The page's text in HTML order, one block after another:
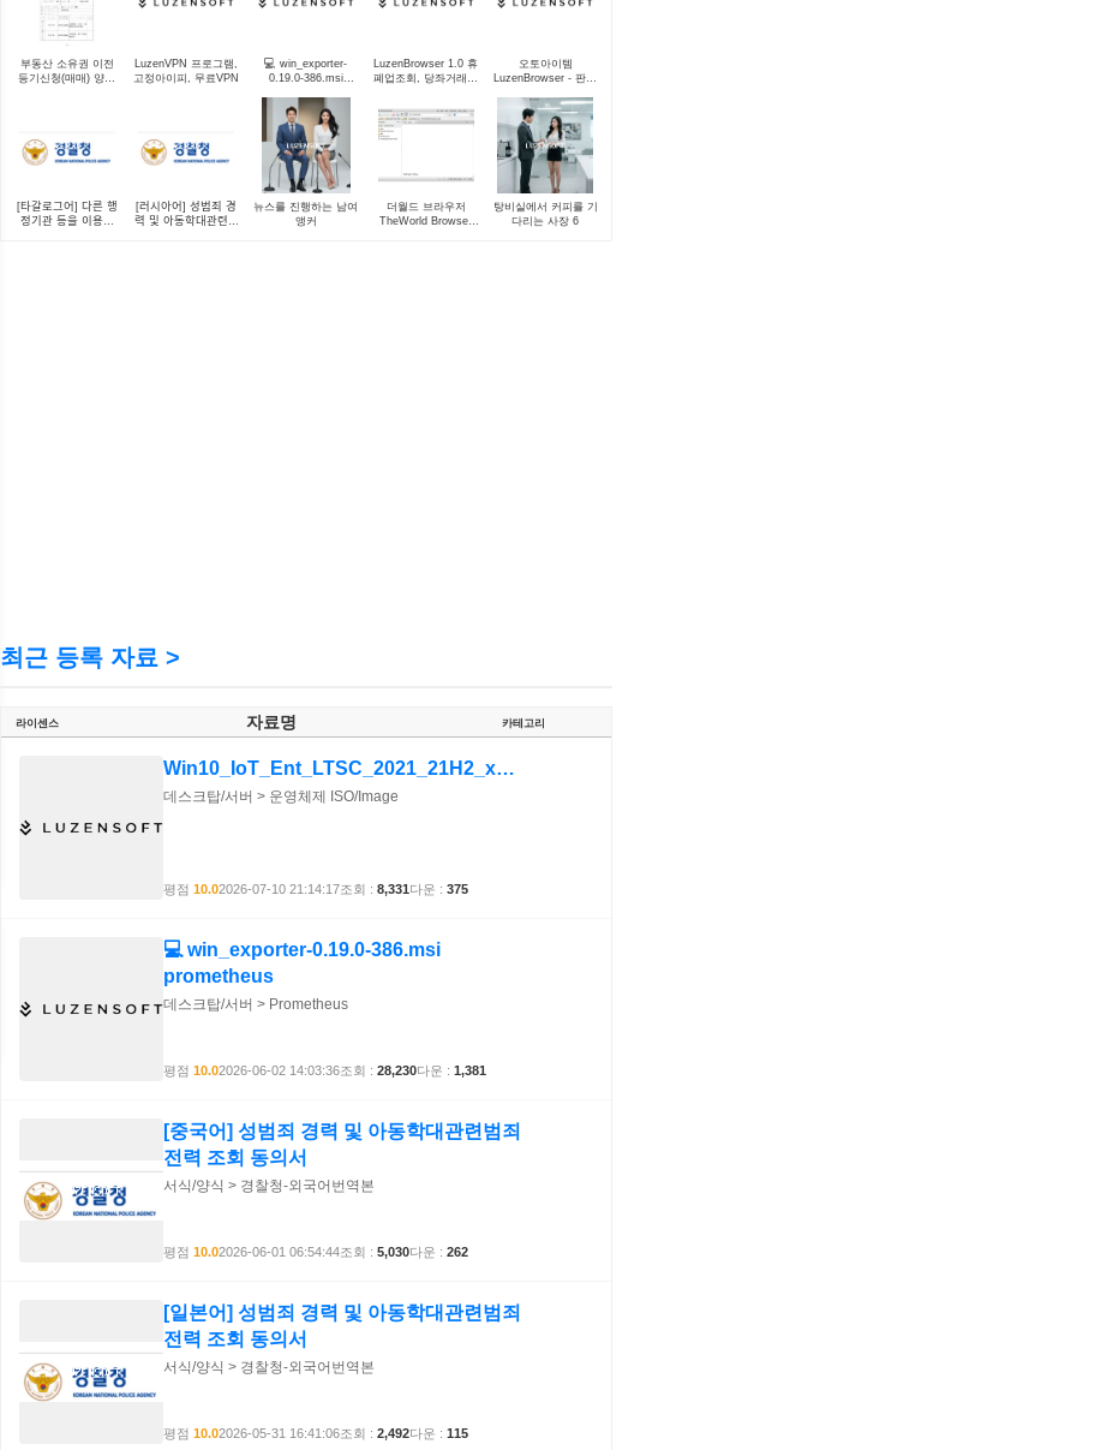
부동산 소유권 이전
등기신청(매매) 양식
LuzenVPN 프로그램,
고정아이피, 무료VPN
💻 win_exporter-
0.19.0-386.msi
LuzenBrowser 1.0 휴
폐업조회, 당좌거래정
오토아이템
LuzenBrowser - 판매
출 - 루젠소프트
[타갈로그어] 다른 행
정기관 등을 이용한
[러시아어] 성범죄 경
력 및 아동학대관련범
뉴스를 진행하는 남여
앵커
더월드 브라우저
TheWorld Browser
탕비실에서 커피를 기
다리는 사장 6
최근 등록 자료 >
라이센스 자료명 카테고리
Win10_IoT_Ent_LTSC_2021_21H2_x64_KR.iso
데스크탑/서버 > 운영체제 ISO/Image
평점 10.02026-07-10 21:14:17조회 : 8,331다운 : 375
💻 win_exporter-0.19.0-386.msi
prometheus
데스크탑/서버 > Prometheus
평점 10.02026-06-02 14:03:36조회 : 28,230다운 : 1,381
[중국어] 성범죄 경력 및 아동학대관련범죄
전력 조회 동의서
서식/양식 > 경찰청-외국어번역본
평점 10.02026-06-01 06:54:44조회 : 5,030다운 : 262
[일본어] 성범죄 경력 및 아동학대관련범죄
전력 조회 동의서
서식/양식 > 경찰청-외국어번역본
평점 10.02026-05-31 16:41:06조회 : 2,492다운 : 115